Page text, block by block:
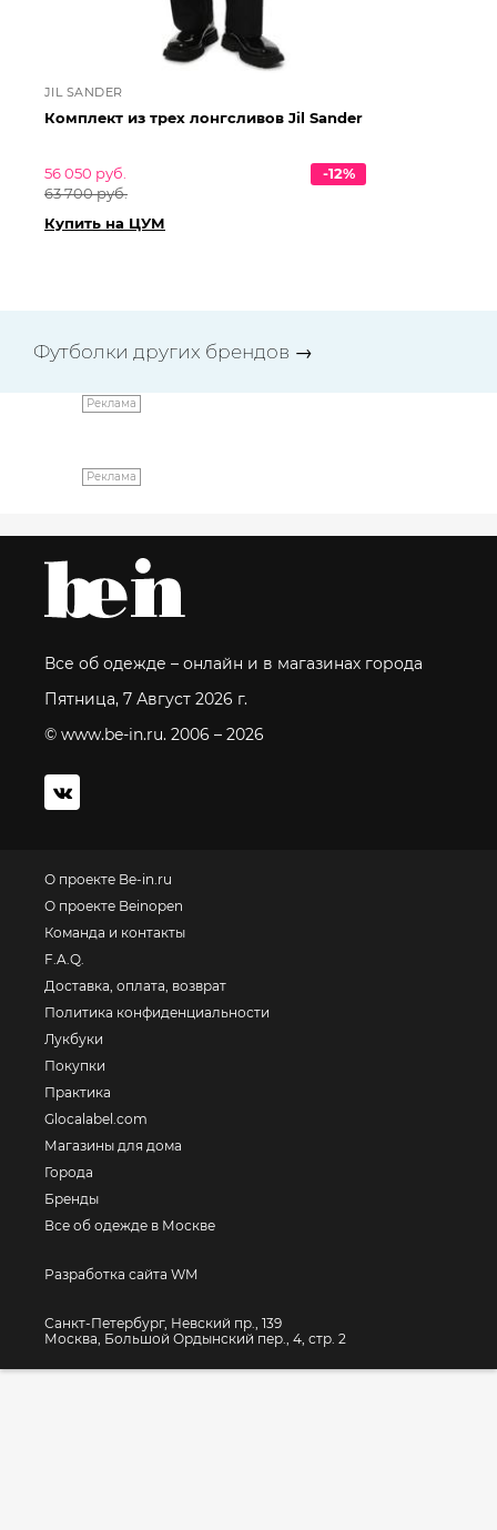
JIL SANDER
Комплект из трех лонгсливов Jil Sander
56 050 руб.
63 700 руб.
-12%
Купить на ЦУМ
Футболки других брендов →
Реклама
Реклама
Все об одежде – онлайн и в магазинах города
Пятница, 7 Август 2026 г.
© www.be-in.ru. 2006 – 2026
О проекте Be-in.ru
О проекте Beinopen
Команда и контакты
F.A.Q.
Доставка, оплата, возврат
Политика конфиденциальности
Лукбуки
Покупки
Практика
Glocalabel.com
Магазины для дома
Города
Бренды
Все об одежде в Москве
Разработка сайта WM
Санкт-Петербург, Невский пр., 139
Москва, Большой Ордынский пер., 4, стр. 2